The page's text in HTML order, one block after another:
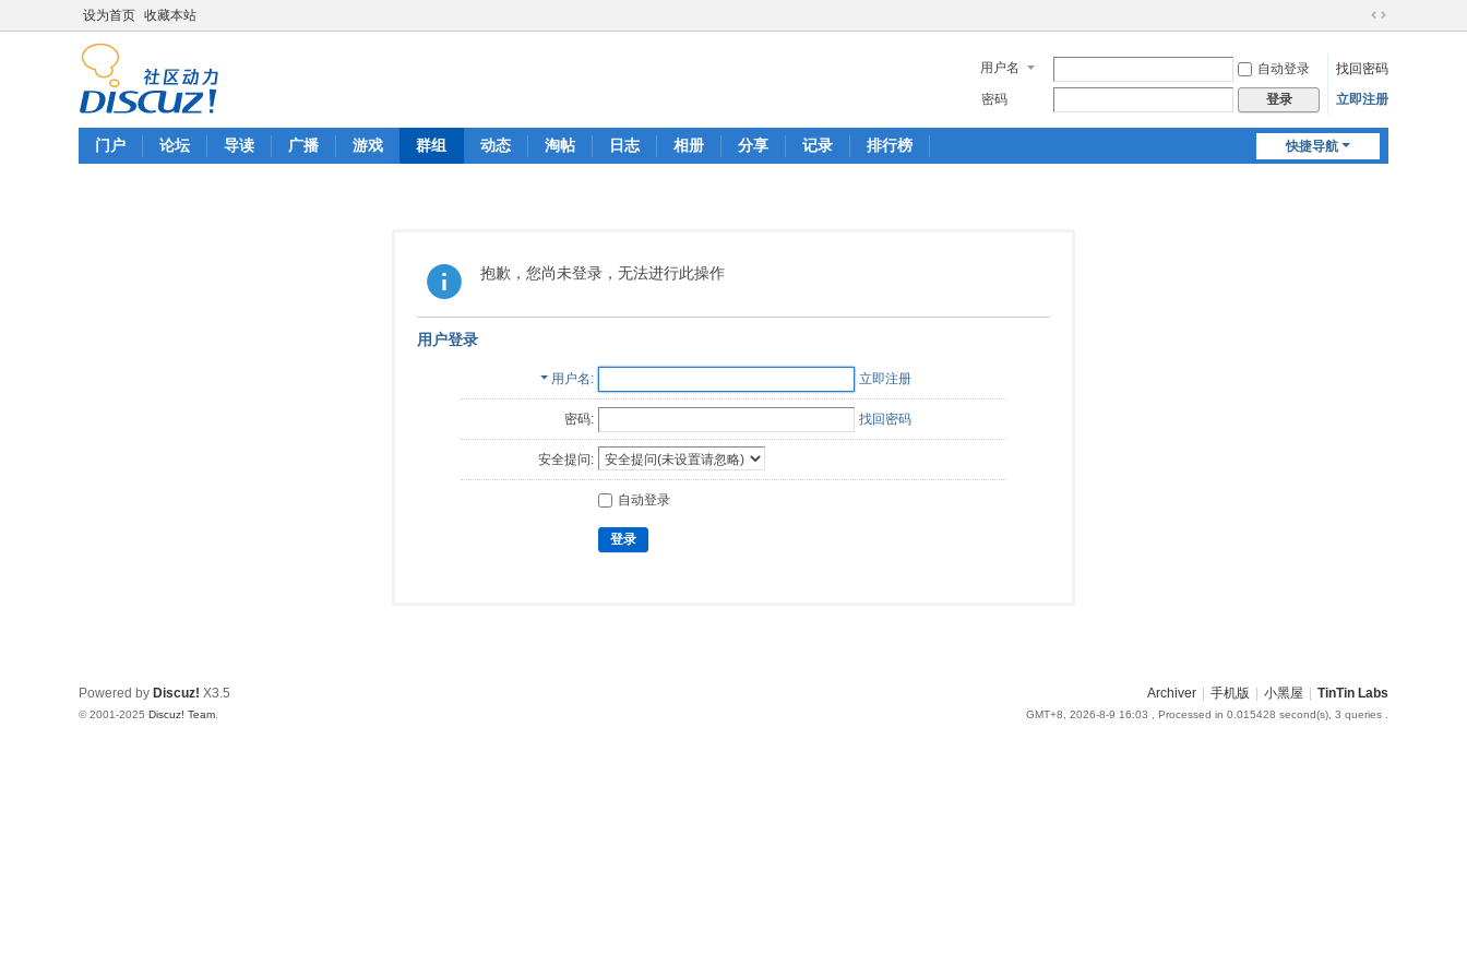
设为首页 收藏本站
切
到
宽
用户名 自动登录
找回密码
密码
登录 立即注册
快捷导航
门户 论坛 导读 广播 游戏 群组 动态 淘帖 日志 相册 分享 记录 排行榜
抱歉，您尚未登录，无法进行此操作
用户登录
用户名 立即注册
密码: 找回密码
安全提问:
自动登录
登录
Archiver 手机版 小黑屋 TinTin Labs
GMT+8, 2026-8-9 16:03 , Processed in 0.015428 second(s), 3 queries .
Powered by Discuz! X3.5
© 2001-2025 Discuz! Team